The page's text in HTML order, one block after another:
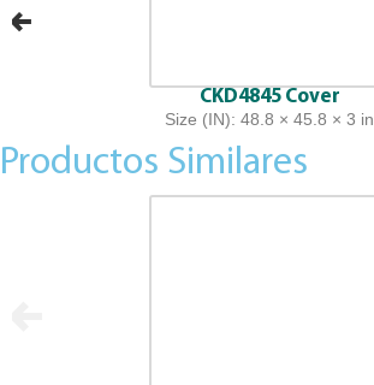
CKD4845 Cover
Size (IN): 48.8 × 45.8 × 3 in
Productos Similares